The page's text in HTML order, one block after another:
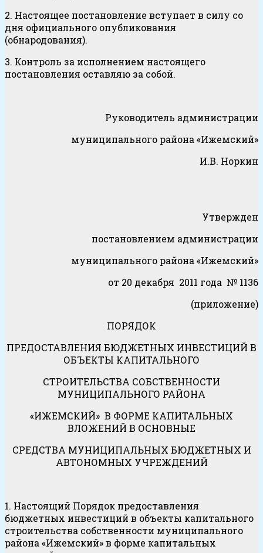
2. Настоящее постановление вступает в силу со
дня официального опубликования
(обнародования).
3. Контроль за исполнением настоящего
постановления оставляю за собой.
Руководитель администрации
муниципального района «Ижемский»
И.В. Норкин
Утвержден
постановлением администрации
муниципального района «Ижемский»
от 20 декабря 2011 года № 1136
(приложение)
ПОРЯДОК
ПРЕДОСТАВЛЕНИЯ БЮДЖЕТНЫХ ИНВЕСТИЦИЙ В
ОБЪЕКТЫ КАПИТАЛЬНОГО
СТРОИТЕЛЬСТВА СОБСТВЕННОСТИ
МУНИЦИПАЛЬНОГО РАЙОНА
«ИЖЕМСКИЙ» В ФОРМЕ КАПИТАЛЬНЫХ
ВЛОЖЕНИЙ В ОСНОВНЫЕ
СРЕДСТВА МУНИЦИПАЛЬНЫХ БЮДЖЕТНЫХ И
АВТОНОМНЫХ УЧРЕЖДЕНИЙ
1. Настоящий Порядок предоставления
бюджетных инвестиций в объекты капитального
строительства собственности муниципального
района «Ижемский» в форме капитальных